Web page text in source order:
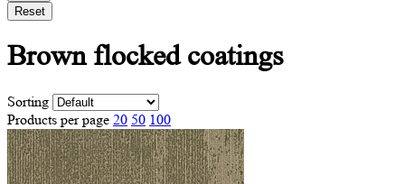
Reset
Brownflocked coatings
Sorting
Products per page 20 50 100